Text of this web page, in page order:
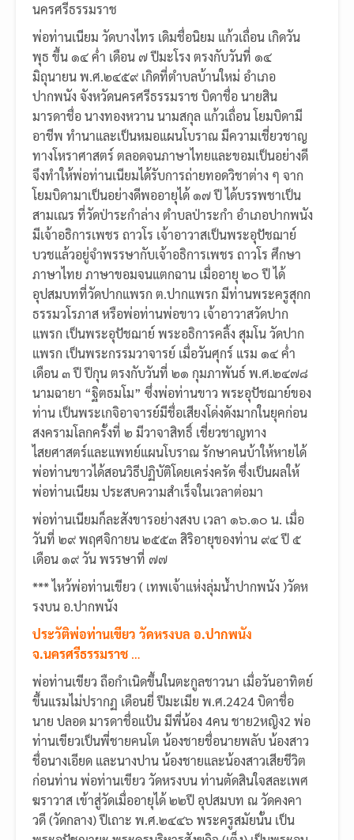
นครศรีธรรมราช
พ่อท่านเนียม วัดบางไทร เดิมชื่อนิยม แก้วเถื่อน เกิดวัน
พุธ ขึ้น ๑๔ ค่ำ เดือน ๗ ปีมะโรง ตรงกับวันที่ ๑๔
มิถุนายน พ.ศ.๒๔๕๙ เกิดที่ตำบลบ้านใหม่ อำเภอ
ปากพนัง จังหวัดนครศรีธรรมราช บิดาชื่อ นายสิน
มารดาชื่อ นางทองหวาน นามสกุล แก้วเถื่อน โยมบิดามี
อาชีพ ทำนาและเป็นหมอแผนโบราณ มีความเชี่ยวชาญ
ทางโหราศาสตร์ ตลอดจนภาษาไทยและขอมเป็นอย่างดี
จึงทำให้พ่อท่านเนียมได้รับการถ่ายทอดวิชาต่าง ๆ จาก
โยมบิดามาเป็นอย่างดีพออายุได้ ๑๗ ปี ได้บรรพชาเป็น
สามเณร ที่วัดป่าระกำล่าง ตำบลป่าระกำ อำเภอปากพนัง
มีเจ้าอธิการเพชร ถาวโร เจ้าอาวาสเป็นพระอุปัชฌาย์
บวชแล้วอยู่จำพรรษากับเจ้าอธิการเพชร ถาวโร ศึกษา
ภาษาไทย ภาษาขอมจนแตกฉาน เมื่ออายุ ๒๐ ปี ได้
อุปสมบทที่วัดปากแพรก ต.ปากแพรก มีท่านพระครูสุกก
ธรรมวโรภาส หรือพ่อท่านพ่อขาว เจ้าอาวาสวัดปาก
แพรก เป็นพระอุปัชฌาย์ พระอธิการคลิ้ง สุมโน วัดปาก
แพรก เป็นพระกรรมวาจารย์ เมื่อวันศุกร์ แรม ๑๔ ค่ำ
เดือน ๓ ปี ปีกุน ตรงกับวันที่ ๒๑ กุมภาพันธ์ พ.ศ.๒๔๗๘
นามฉายา “ฐิตธมโม” ซึ่งพ่อท่านขาว พระอุปัชฌาย์ของ
ท่าน เป็นพระเกจิอาจารย์มีชื่อเสียงโด่งดังมากในยุคก่อน
สงครามโลกครั้งที่ ๒ มีวาจาสิทธิ์ เชี่ยวชาญทาง
ไสยศาสตร์และแพทย์แผนโบราณ รักษาคนบ้าให้หายได้
พ่อท่านขาวได้สอนวิธีปฏิบัติโดยเคร่งครัด ซึ่งเป็นผลให้
พ่อท่านเนียม ประสบความสำเร็จในเวลาต่อมา
พ่อท่านเนียมก็ละสังขารอย่างสงบ เวลา ๑๖.๑๐ น. เมื่อ
วันที่ ๒๙ พฤศจิกายน ๒๕๕๓ สิริอายุของท่าน ๙๔ ปี ๕
เดือน ๑๙ วัน พรรษาที่ ๗๗
*** ไหว้พ่อท่านเขียว ( เทพเจ้าแห่งลุ่มน้ำปากพนัง )วัดห
รงบน อ.ปากพนัง
ประวัติพ่อท่านเขียว วัดหรงบล อ.ปากพนัง
จ.นครศรีธรรมราช …
พ่อท่านเขียว ถือกำเนิดขึ้นในตะกูลชาวนา เมื่อวันอาทิตย์
ขึ้นแรมไม่ปรากฏ เดือนยี่ ปีมะเมีย พ.ศ.2424 บิดาชื่อ
นาย ปลอด มารดาชื่อแป้น มีพี่น้อง 4คน ชาย2หญิง2 พ่อ
ท่านเขียวเป็นพี่ชายคนโต น้องชายชื่อนายพลับ น้องสาว
ชื่อนางเอียด และนางปาน น้องชายและน้องสาวเสียชีวิต
ก่อนท่าน พ่อท่านเขียว วัดหรงบน ท่านตัดสินใจสละเพศ
ฆราวาส เข้าสู่วัดเมื่ออายุได้ ๒๒ปี อุปสมบท ณ วัดคงคา
วดี (วัดกลาง) ปีเถาะ พ.ศ.๒๔๔๖ พระครูสมัยนั้น เป็น